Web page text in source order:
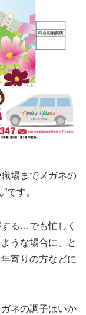
場までメガネの
です。
る…でも忙しく
うな場合に、と
寄りの方などに
ネの調子はいか